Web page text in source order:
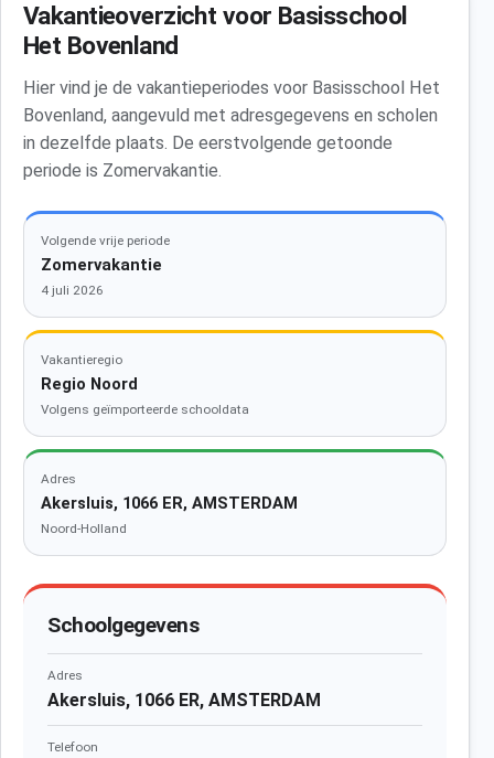
Vakantieoverzicht voor Basisschool
Het Bovenland
Hier vind je de vakantieperiodes voor Basisschool Het
Bovenland, aangevuld met adresgegevens en scholen
in dezelfde plaats. De eerstvolgende getoonde
periode is Zomervakantie.
Volgende vrije periode
Zomervakantie
4 juli 2026
Vakantieregio
Regio Noord
Volgens geïmporteerde schooldata
Adres
Akersluis, 1066 ER, AMSTERDAM
Noord-Holland
Schoolgegevens
Adres
Akersluis, 1066 ER, AMSTERDAM
Telefoon